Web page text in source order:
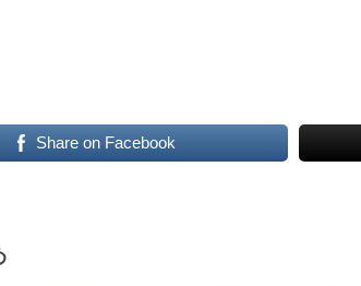
Share on Facebook